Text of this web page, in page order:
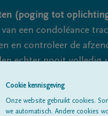
(poging tot
een condoléance
en controleer de
echter nooit volledig
Cookie kennisgeving
Onze website gebruikt cookies.
we automatisch. Andere cookies